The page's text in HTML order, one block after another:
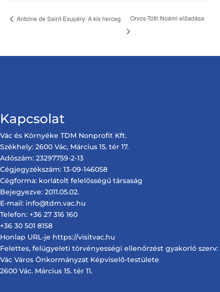
Antoine de Saint-Exupéry: A kis herceg Orvos-Tóth Noémi előadása
Kapcsolat
Vác és Környéke TDM Nonprofit Kft.
Székhely: 2600 Vác, Március 15. tér 17.
Adószám: 23297759-2-13
Cégjegyzékszám: 13-09-146058
Cégforma: korlátolt felelősségű társaság
Bejegyezve: 2011.05.02.
E-mail: info@tdm.vac.hu
Telefon: +36 27 316 160
+36 30 501 8158
Honlap URL-je https://visitvac.hu
Felettes, felügyeleti törvényességi ellenőrzést gyakorló szerv:
Vác Város Önkormányzat Képviselő-testülete
2600 Vác. Március 15. tér 11.